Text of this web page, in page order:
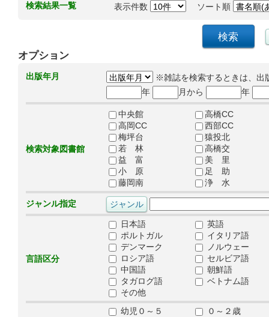
検索結果一覧 表示件数 ソート順
オプション
出版年月
※雑誌を検索するときは、出
年
月から 年
検索対象図書館
中央館
高橋CC
高岡CC
西部CC
梅坪台
猿投北
若 林
高橋交
益 富
美 里
小 原
足 助
藤岡南
浄 水
ジャンル指定
言語区分
日本語
英語
ポルトガル
イタリア語
デンマーク
ノルウェー
ロシア語
セルビア語
中国語
朝鮮語
タガログ語
ベトナム語
その他
幼児０～５
０～２歳